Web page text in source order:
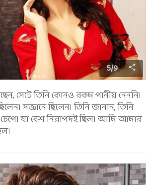
5/9
সেটে তিনি কোনও রকম পানীয় নেননি।
সজ্ঞানে ছিলেন। তিনি জানান, তিনি
যা বেশ নিরাপদই ছিল। আমি আমার